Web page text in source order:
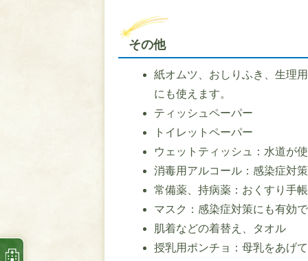
その他
紙オムツ、おしりふき、生理
にも使えます。
ティッシュペーパー
トイレットペーパー
ウェットティッシュ：水道が
消毒用アルコール：感染症対
常備薬、持病薬：おくすり手
マスク：感染症対策にも有効
肌着などの着替え、タオル
授乳用ポンチョ：母乳をあげ